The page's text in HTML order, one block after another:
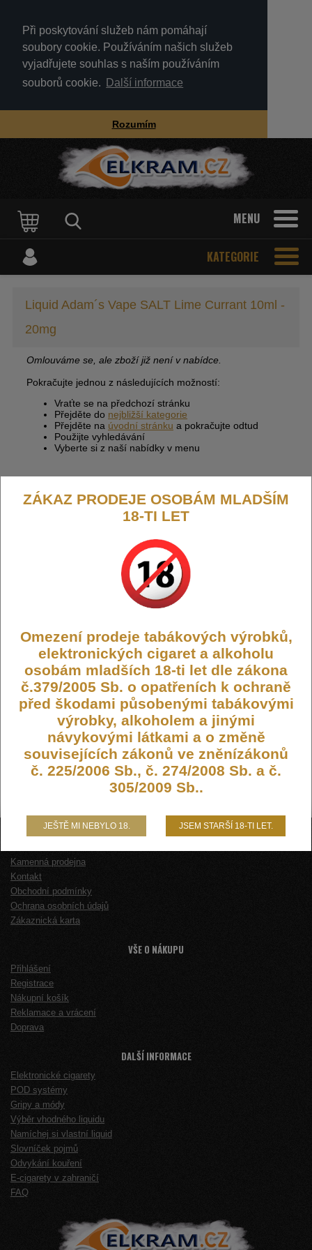
Při poskytování služeb nám pomáhají
soubory cookie. Používáním našich služeb
vyjadřujete souhlas s naším používáním
souborů cookie.
Další informace
Rozumím
MENU
KATEGORIE
Liquid Adam´s Vape SALT Lime Currant 10ml -
20mg
Omlouváme se, ale zboží již není v nabídce.
Pokračujte jednou z následujících možností:
Vraťte se na předchozí stránku
Přejděte do nejbližší kategorie
Přejděte na úvodní stránku a pokračujte odtud
Použijte vyhledávání
Vyberte si z naší nabídky v menu
Kamenná prodejna
Kontakt
Obchodní podmínky
Ochrana osobních údajů
Zákaznická karta
VŠE O NÁKUPU
Přihlášení
Registrace
Nákupní košík
Reklamace a vrácení
Doprava
DALŠÍ INFORMACE
Elektronické cigarety
POD systémy
Gripy a módy
Výběr vhodného liquidu
Namíchej si vlastní liquid
Slovníček pojmů
Odvykání kouření
E-cigarety v zahraničí
FAQ
ZÁKAZ PRODEJE OSOBÁM MLADŠÍM
18-TI LET
Omezení prodeje tabákových výrobků,
elektronických cigaret a alkoholu
osobám mladších 18-ti let dle zákona
č.379/2005 Sb. o opatřeních k ochraně
před škodami působenými tabákovými
výrobky, alkoholem a jinými
návykovými látkami a o změně
souvisejících zákonů ve zněnízákonů
č. 225/2006 Sb., č. 274/2008 Sb. a č.
305/2009 Sb..
JEŠTĚ MI NEBYLO 18. JSEM STARŠÍ 18-TI LET.